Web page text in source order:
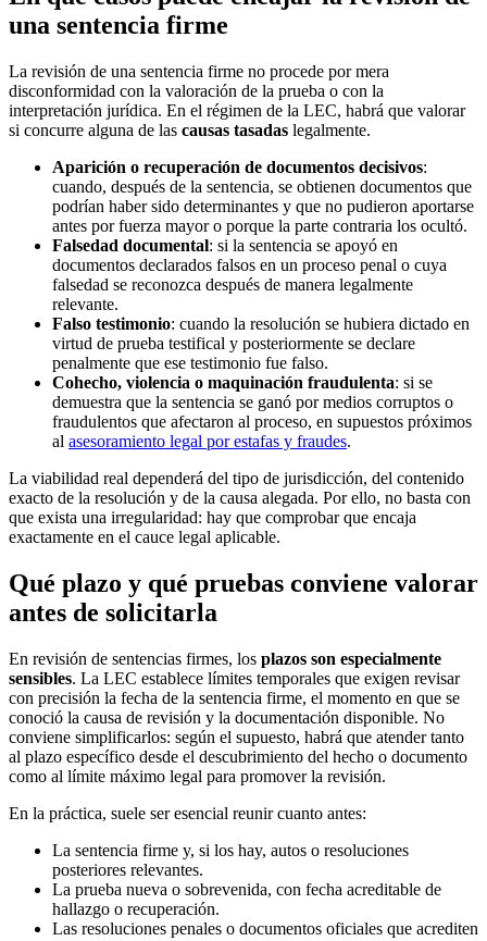
una sentencia firme
La revisión de una sentencia firme no procede por mera
disconformidad con la valoración de la prueba o con la
interpretación jurídica. En el régimen de la LEC, habrá que valorar
si concurre alguna de las causas tasadas legalmente.
Aparición o recuperación de documentos decisivos:
cuando, después de la sentencia, se obtienen documentos que
podrían haber sido determinantes y que no pudieron aportarse
antes por fuerza mayor o porque la parte contraria los ocultó.
Falsedad documental: si la sentencia se apoyó en
documentos declarados falsos en un proceso penal o cuya
falsedad se reconozca después de manera legalmente
relevante.
Falso testimonio: cuando la resolución se hubiera dictado en
virtud de prueba testifical y posteriormente se declare
penalmente que ese testimonio fue falso.
Cohecho, violencia o maquinación fraudulenta: si se
demuestra que la sentencia se ganó por medios corruptos o
fraudulentos que afectaron al proceso, en supuestos próximos
al asesoramiento legal por estafas y fraudes.
La viabilidad real dependerá del tipo de jurisdicción, del contenido
exacto de la resolución y de la causa alegada. Por ello, no basta con
que exista una irregularidad: hay que comprobar que encaja
exactamente en el cauce legal aplicable.
Qué plazo y qué pruebas conviene valorar
antes de solicitarla
En revisión de sentencias firmes, los plazos son especialmente
sensibles. La LEC establece límites temporales que exigen revisar
con precisión la fecha de la sentencia firme, el momento en que se
conoció la causa de revisión y la documentación disponible. No
conviene simplificarlos: según el supuesto, habrá que atender tanto
al plazo específico desde el descubrimiento del hecho o documento
como al límite máximo legal para promover la revisión.
En la práctica, suele ser esencial reunir cuanto antes:
La sentencia firme y, si los hay, autos o resoluciones
posteriores relevantes.
La prueba nueva o sobrevenida, con fecha acreditable de
hallazgo o recuperación.
Las resoluciones penales o documentos oficiales que acrediten